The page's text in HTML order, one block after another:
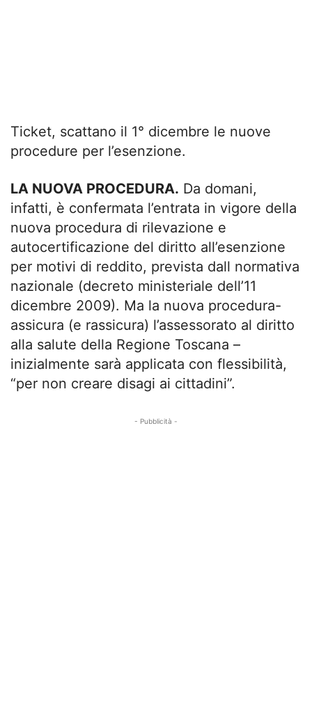
Ticket, scattano il 1° dicembre le nuove
procedure per l’esenzione.
LA NUOVA PROCEDURA. Da domani,
infatti, è confermata l’entrata in vigore della
nuova procedura di rilevazione e
autocertificazione del diritto all’esenzione
per motivi di reddito, prevista dall normativa
nazionale (decreto ministeriale dell’11
dicembre 2009). Ma la nuova procedura-
assicura (e rassicura) l’assessorato al diritto
alla salute della Regione Toscana –
inizialmente sarà applicata con flessibilità,
“per non creare disagi ai cittadini”.
- Pubblicità -